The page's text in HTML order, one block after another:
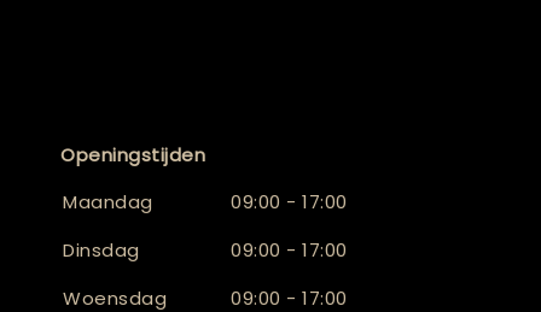
Openingstijden
Maandag
09:00 - 17:00
Dinsdag
09:00 - 17:00
Woensdag
09:00 - 17:00